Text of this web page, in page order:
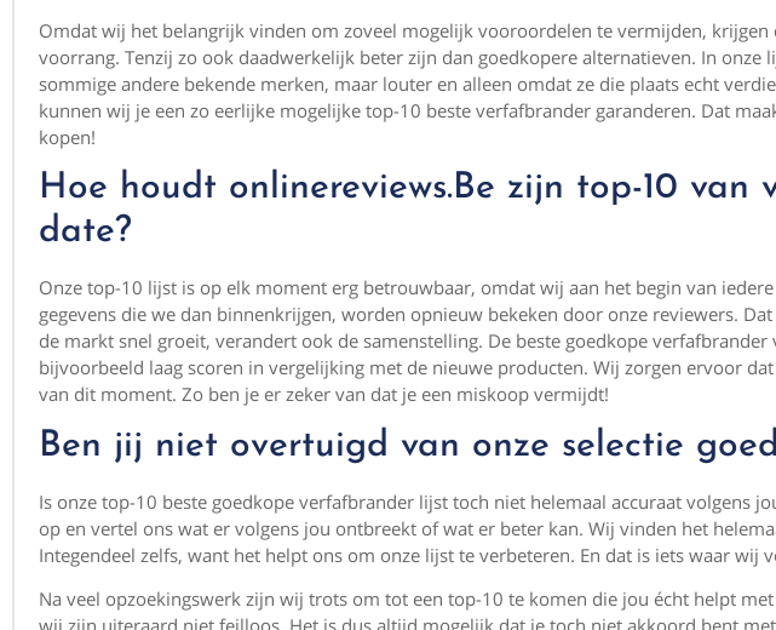
Omdat wij het belangrijk vinden om zoveel mogelijk vooroordelen te vermijden,
voorrang. Tenzij zo ook daadwerkelijk beter zijn dan goedkopere alternatieven. In onze
sommige andere bekende merken, maar louter en alleen omdat ze die plaats echt
kunnen wij je een zo eerlijke mogelijke top-10 beste verfafbrander garanderen. Dat
kopen!
Hoe houdt onlinereviews.Be zijn top-10 van
date?
Onze top-10 lijst is op elk moment erg betrouwbaar, omdat wij aan het begin van
gegevens die we dan binnenkrijgen, worden opnieuw bekeken door onze reviewers.
de markt snel groeit, verandert ook de samenstelling. De beste goedkope
bijvoorbeeld laag scoren in vergelijking met de nieuwe producten. Wij zorgen ervoor
van dit moment. Zo ben je er zeker van dat je een miskoop vermijdt!
Ben jij niet overtuigd van onze selectie
Is onze top-10 beste goedkope verfafbrander lijst toch niet helemaal accuraat volgens
op en vertel ons wat er volgens jou ontbreekt of wat er beter kan. Wij vinden het
Integendeel zelfs, want het helpt ons om onze lijst te verbeteren. En dat is iets waar wij
Na veel opzoekingswerk zijn wij trots om tot een top-10 te komen die jou écht helpt